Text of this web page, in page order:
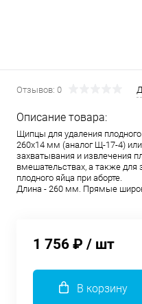
Отзывов: 0
Описание товара:
Щипцы для удаления
260х14 мм (аналог Щ-17-4)
захватывания и извлечения
вмешательствах, а также для
плодного яйца при аборте.
Длина - 260 мм. Прямые
1 756 ₽ / шт
В корзину